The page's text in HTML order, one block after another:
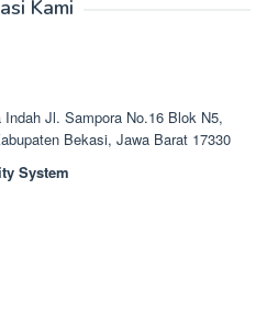
Kami
Jl. Sampora No.16 Blok N5,
Bekasi, Jawa Barat 17330
System